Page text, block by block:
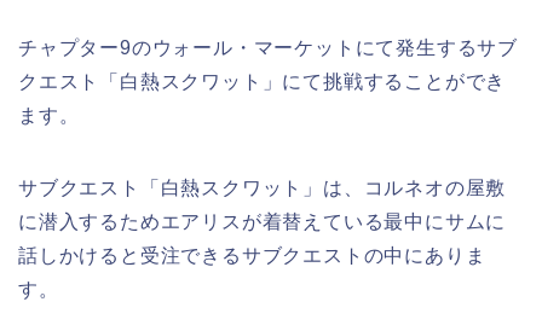
チャプター9のウォール・マーケットにて発生するサブ
クエスト「白熱スクワット」にて挑戦することができ
ます。
サブクエスト「白熱スクワット」は、コルネオの屋敷
に潜入するためエアリスが着替えている最中にサムに
話しかけると受注できるサブクエストの中にありま
す。